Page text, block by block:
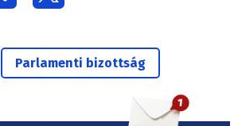
Parlamenti bizottság